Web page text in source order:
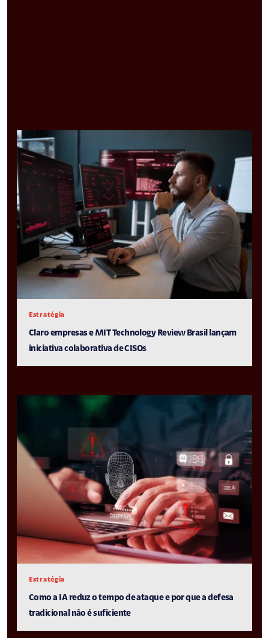
Estratégia
Claro empresas e MIT Technology Review Brasil lançam
iniciativa colaborativa de CISOs
Estratégia
Como a IA reduz o tempo de ataque e por que a defesa
tradicional não é suficiente